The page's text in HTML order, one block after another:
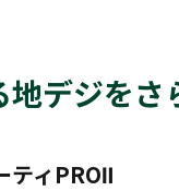
地デジをさ
ティPROⅡ